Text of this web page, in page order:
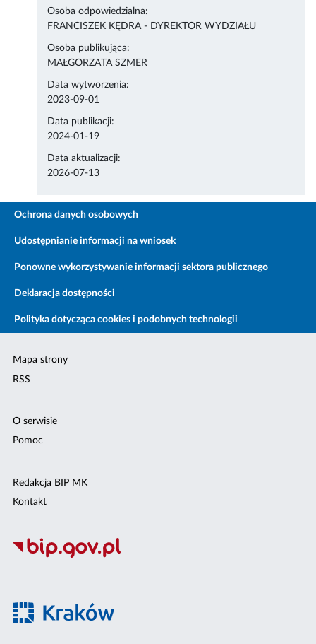
Osoba odpowiedzialna:
FRANCISZEK KĘDRA - DYREKTOR WYDZIAŁU
Osoba publikująca:
MAŁGORZATA SZMER
Data wytworzenia:
2023-09-01
Data publikacji:
2024-01-19
Data aktualizacji:
2026-07-13
Ochrona danych osobowych
Udostępnianie informacji na wniosek
Ponowne wykorzystywanie informacji sektora publicznego
Deklaracja dostępności
Polityka dotycząca cookies i podobnych technologii
Mapa strony
RSS
O serwisie
Pomoc
Redakcja BIP MK
Kontakt